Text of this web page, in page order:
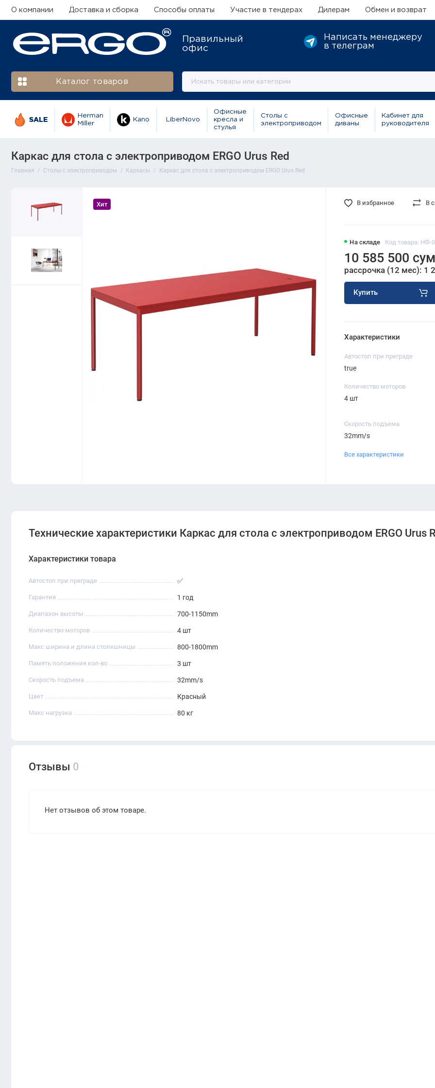
О компании Доставка и сборка Способы оплаты Участие в тендерах Дилерам Обмен и возврат
Правильный
офис
Написать менеджеру
в телеграм
Каталог товаров
SALE
Herman
Miller
Kano LiberNovo
Офисные
кресла и
стулья
Столы с
электроприводом
Офисные
диваны
Кабинет для
руководителя
Каркас для стола с электроприводом ERGO Urus Red
Главная Столы с электроприводом Каркасы Каркас для стола с электроприводом ERGO Urus Red
Хит
На складе Код товара: НФ-
10 585 500 сум
рассрочка (12 мес): 1
Купить
В избранное В
Характеристики
Автостоп при преграде
true
Количество моторов
4 шт
Скорость подъема
32mm/s
Все характеристики
Технические характеристики Каркас для стола с электроприводом ERGO Urus
Характеристики товара
Автостоп при преграде ✅
Гарантия 1 год
Диапазон высоты 700-1150mm
Количество моторов 4 шт
Макс ширина и длина столешницы 800-1800mm
Память положения кол-во 3 шт
Скорость подъема 32mm/s
Цвет Красный
Макс нагрузка 80 кг
Отзывы 0
Нет отзывов об этом товаре.